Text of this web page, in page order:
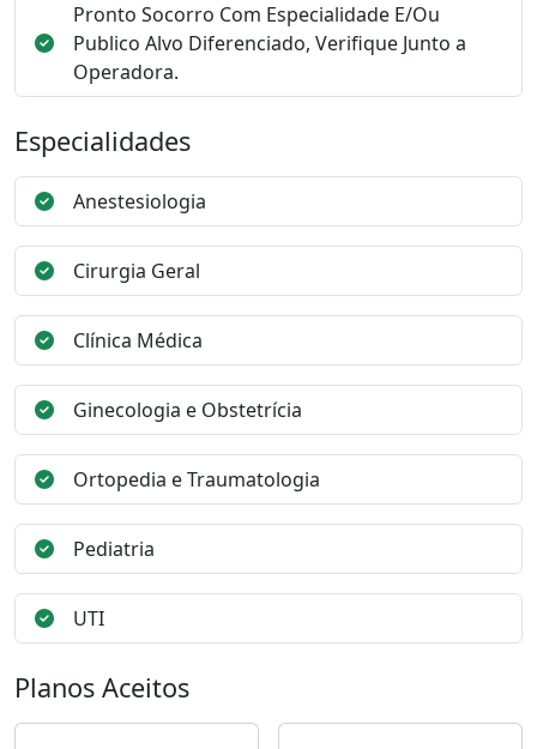
Pronto Socorro Com Especialidade E/Ou
Publico Alvo Diferenciado, Verifique Junto a
Operadora.
Especialidades
Anestesiologia
Cirurgia Geral
Clínica Médica
Ginecologia e Obstetrícia
Ortopedia e Traumatologia
Pediatria
UTI
Planos Aceitos